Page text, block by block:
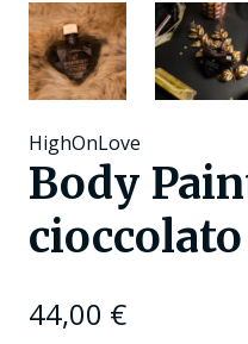
HighOnLove
Body
44,00 €